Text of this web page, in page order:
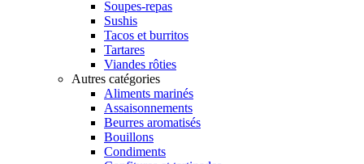
Soupes-repas
Sushis
Tacos et burritos
Tartares
Viandes rôties
Autres catégories
Aliments marinés
Assaisonnements
Beurres aromatisés
Bouillons
Condiments